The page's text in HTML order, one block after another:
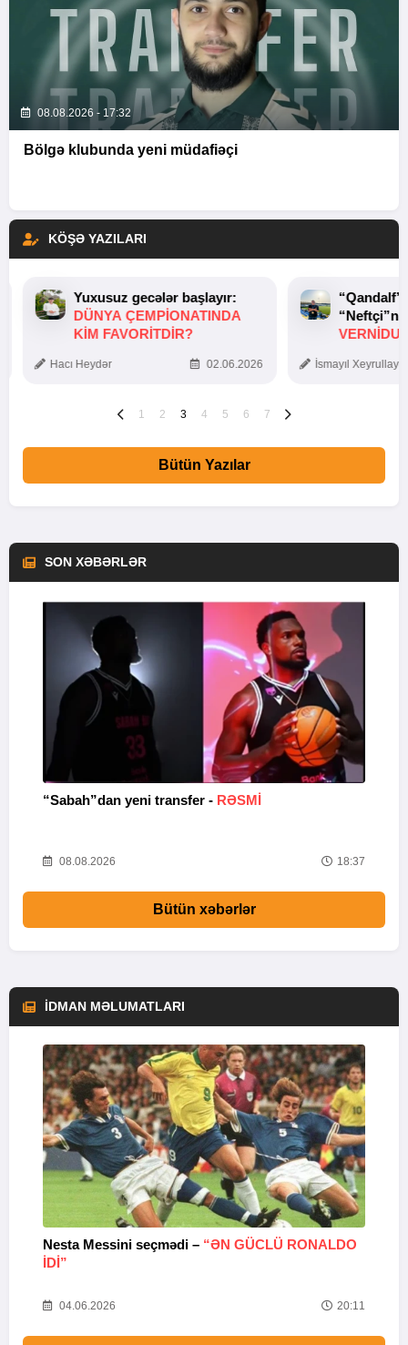
08.08.2026 - 17:32
Bölgə klubunda yeni müdafiəçi
KÖŞƏ YAZILARI
Yuxusuz gecələr başlayır:
DÜNYA ÇEMPIONATINDA
KIM FAVORITDIR?
Hacı Heydər 02.06.2026 İsmayıl
1 2 3 4 5 6 7
Bütün Yazılar
SON XƏBƏRLƏR
“Sabah”dan yeni transfer - RƏSMİ
08.08.2026 18:37
Bütün xəbərlər
İDMAN MƏLUMATLARI
Nesta Messini seçmədi – “ƏN GÜCLÜ RONALDO
IDI”
04.06.2026 20:11